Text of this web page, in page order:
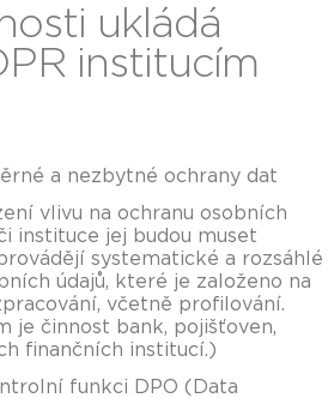
ukládá
institucím
a nezbytné ochrany dat
vlivu na ochranu osobních
instituce jej budou muset
systematické a rozsáhlé
údajů, které je založeno na
včetně profilování.
je činnost bank, pojišťoven,
finančních institucí.)
funkci DPO (Data